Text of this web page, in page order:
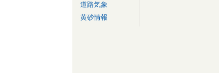
道路気象
黄砂情報